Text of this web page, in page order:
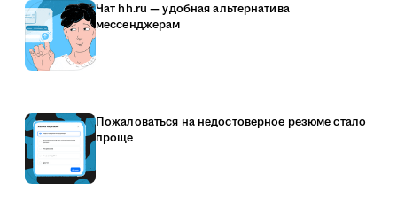
Чат hh.ru — удобная альтернатива
мессенджерам
Пожаловаться на недостоверное резюме стало
проще